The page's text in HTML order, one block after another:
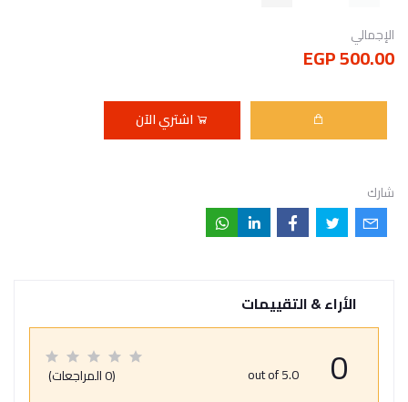
الإجمالي
500.00 EGP
اشتري الآن
شارك
الأراء & التقييمات
0
out of 5.0 (0 المراجعات)